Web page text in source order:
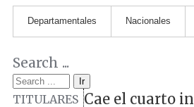
Departamentales Nacionales
Search ...
Ir
TITULARES Cae el cuarto